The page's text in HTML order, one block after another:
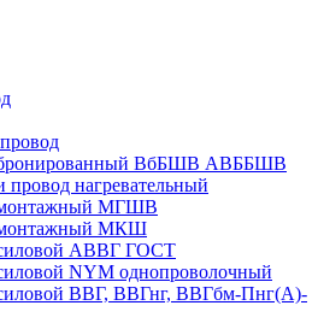
бронированный ВбБШВ АВББШВ
провод нагревательный
монтажный МГШВ
монтажный МКШ
АВВГ ГОСТ
NYM однопроволочный
ВВГ, ВВГнг, ВВГбм-Пнг(А)-